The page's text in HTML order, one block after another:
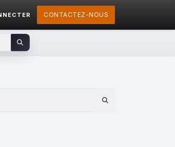
CONTACTEZ-NOUS